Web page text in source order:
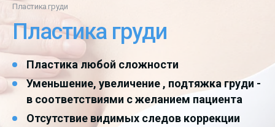
Пластика груди
Пластика груди
Пластика любой сложности
Уменьшение, увеличение , подтяжка груди -
в соответствиями с желанием пациента
Отсутствие видимых следов коррекции